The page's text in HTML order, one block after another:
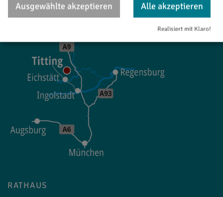
RATHAUS
Ausgewählte akzeptieren Alle akzeptieren
Realisiert mit Klaro!